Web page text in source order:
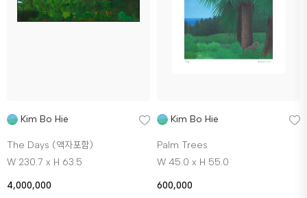
Kim Bo Hie
The Days (액자포함)
W 230.7 x H 63.5
4,000,000
Kim Bo Hie
Palm Trees
W 45.0 x H 55.0
600,000